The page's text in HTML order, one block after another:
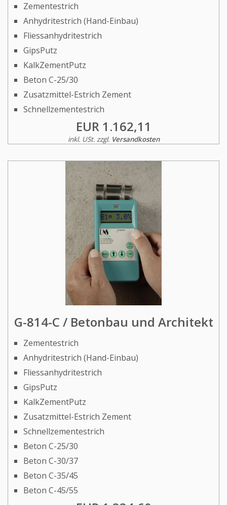
Zementestrich
Anhydritestrich (Hand-Einbau)
Fliessanhydritestrich
GipsPutz
KalkZementPutz
Beton C-25/30
Zusatzmittel-Estrich Zement
Schnellzementestrich
EUR 1.162,11
inkl. USt. zzgl. Versandkosten
G-814-C / Betonbau und Architekt
Zementestrich
Anhydritestrich (Hand-Einbau)
Fliessanhydritestrich
GipsPutz
KalkZementPutz
Zusatzmittel-Estrich Zement
Schnellzementestrich
Beton C-25/30
Beton C-30/37
Beton C-35/45
Beton C-45/55